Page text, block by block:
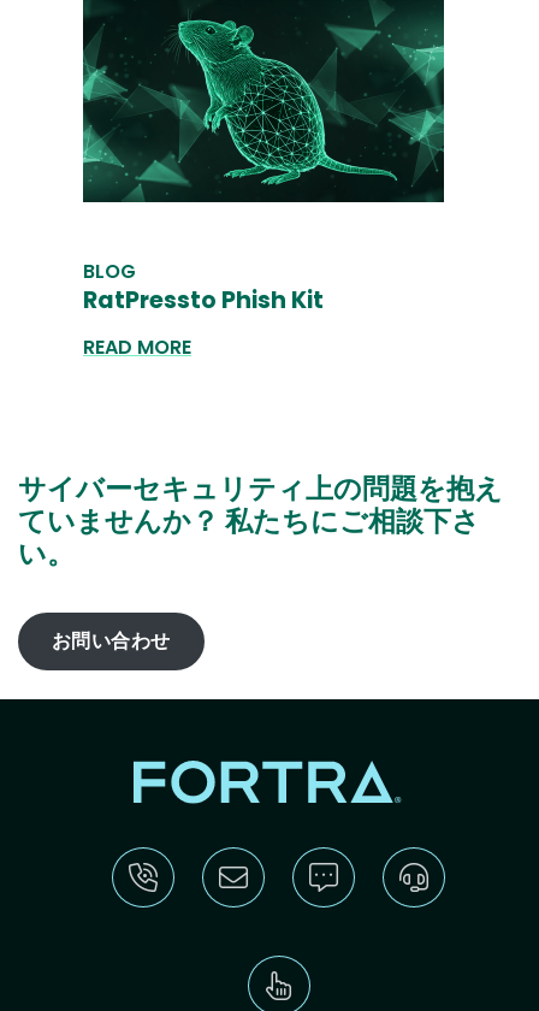
BLOG
RatPressto Phish Kit
READ MORE
サイバーセキュリティ上の問題を抱え
ていませんか？ 私たちにご相談下さ
い。
お問い合わせ